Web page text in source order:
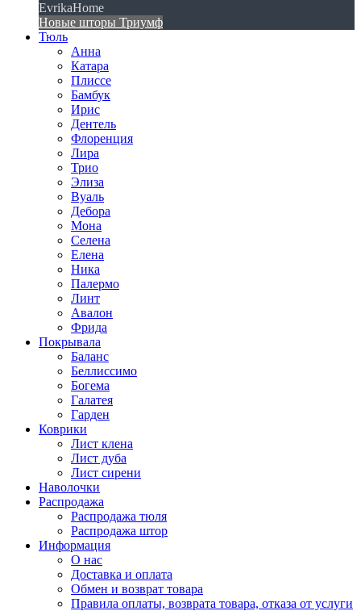
EvrikaHome
Новые шторы Триумф
Тюль
Анна
Катара
Плиссе
Бамбук
Ирис
Дентель
Флоренция
Лира
Трио
Элиза
Вуаль
Дебора
Мона
Селена
Елена
Ника
Палермо
Линт
Авалон
Фрида
Покрывала
Баланс
Беллиссимо
Богема
Галатея
Гарден
Коврики
Лист клена
Лист дуба
Лист сирени
Наволочки
Распродажа
Распродажа тюля
Распродажа штор
Информация
О нас
Доставка и оплата
Обмен и возврат товара
Правила оплаты, возврата товара, отказа от услуги